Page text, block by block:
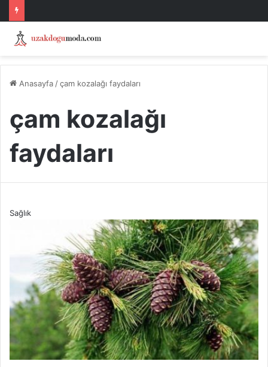
Anasayfa /çam kozalağı faydaları
çam kozalağı
faydaları
Sağlık